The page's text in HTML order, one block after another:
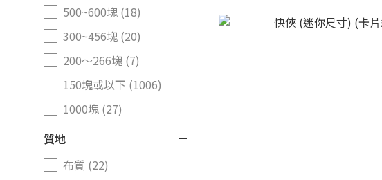
500~600塊 (18)
300~456塊 (20)
200～266塊 (7)
150塊或以下 (1006)
1000塊 (27)
質地
布質 (22)